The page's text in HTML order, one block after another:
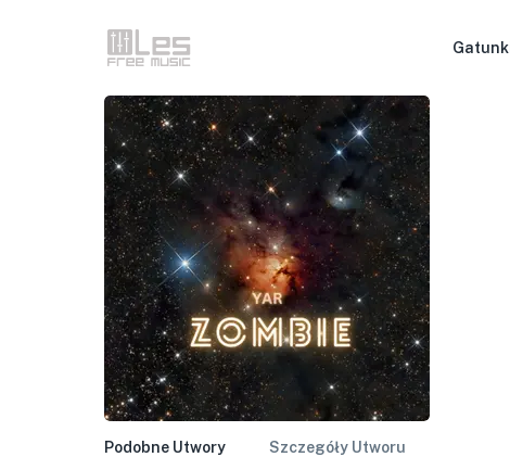
Podobne Utwory Szczegóły Utworu